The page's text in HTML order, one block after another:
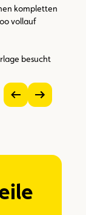
kompletten
vollauf
besucht